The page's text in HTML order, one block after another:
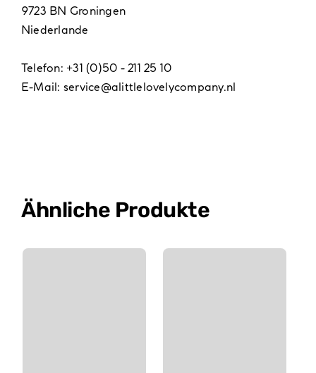
9723 BN Groningen
Niederlande
Telefon: +31 (0)50 - 211 25 10
E-Mail: service@alittlelovelycompany.nl
Ähnliche Produkte